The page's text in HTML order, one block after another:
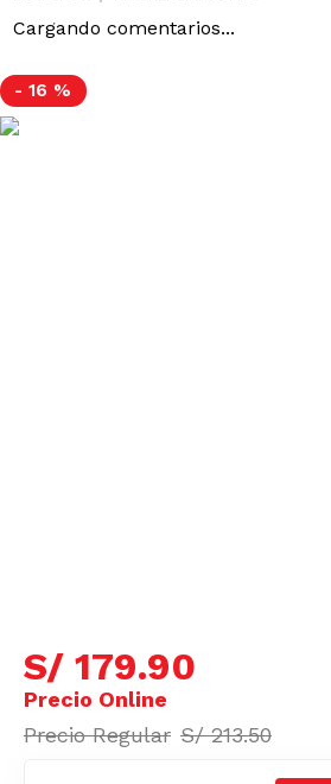
Cargando comentarios...
- 16 %
S/ 179.90
S/ 213.50